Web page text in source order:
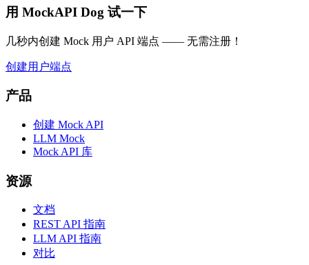
用 MockAPI Dog 试一下
几秒内创建 Mock 用户 API 端点 —— 无需注册！
创建用户端点
产品
创建 Mock API
LLM Mock
Mock API 库
资源
文档
REST API 指南
LLM API 指南
对比